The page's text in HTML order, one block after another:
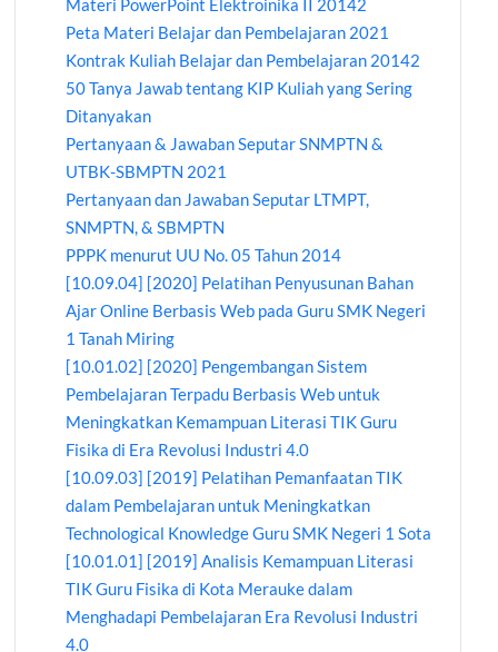
Materi PowerPoint Elektroinika II 20142
Peta Materi Belajar dan Pembelajaran 2021
Kontrak Kuliah Belajar dan Pembelajaran 20142
50 Tanya Jawab tentang KIP Kuliah yang Sering
Ditanyakan
Pertanyaan & Jawaban Seputar SNMPTN &
UTBK-SBMPTN 2021
Pertanyaan dan Jawaban Seputar LTMPT,
SNMPTN, & SBMPTN
PPPK menurut UU No. 05 Tahun 2014
[10.09.04] [2020] Pelatihan Penyusunan Bahan
Ajar Online Berbasis Web pada Guru SMK Negeri
1 Tanah Miring
[10.01.02] [2020] Pengembangan Sistem
Pembelajaran Terpadu Berbasis Web untuk
Meningkatkan Kemampuan Literasi TIK Guru
Fisika di Era Revolusi Industri 4.0
[10.09.03] [2019] Pelatihan Pemanfaatan TIK
dalam Pembelajaran untuk Meningkatkan
Technological Knowledge Guru SMK Negeri 1 Sota
[10.01.01] [2019] Analisis Kemampuan Literasi
TIK Guru Fisika di Kota Merauke dalam
Menghadapi Pembelajaran Era Revolusi Industri
4.0